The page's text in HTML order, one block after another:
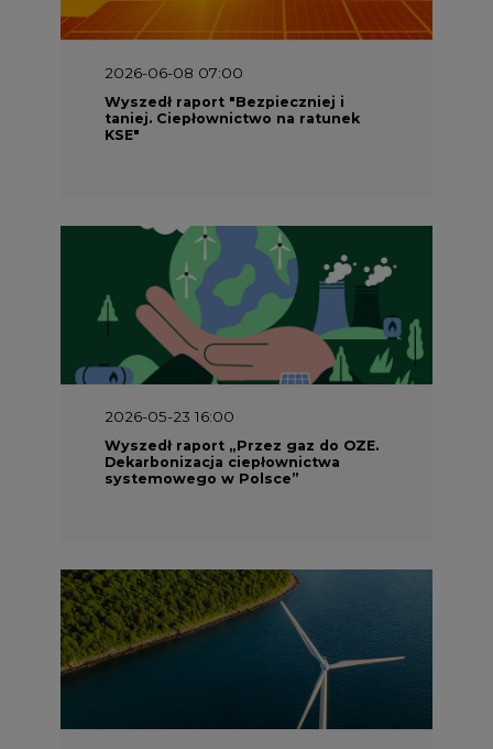
2026-06-08 07:00
Wyszedł raport "Bezpieczniej i
taniej. Ciepłownictwo na ratunek
KSE"
2026-05-23 16:00
Wyszedł raport „Przez gaz do OZE.
Dekarbonizacja ciepłownictwa
systemowego w Polsce”